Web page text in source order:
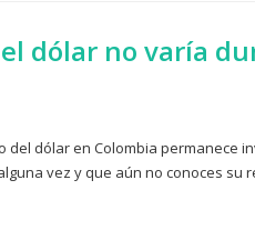
dólar no varía
del dólar en Colombia permanece
vez y que aún no conoces su